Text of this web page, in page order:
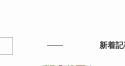
新着